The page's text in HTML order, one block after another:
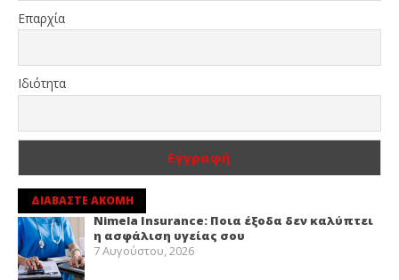
Επαρχία
Ιδιότητα
ΔΙΑΒΑΣΤΕ ΑΚΟΜΗ
Nimela Insurance: Ποια έξοδα δεν καλύπτει
η ασφάλιση υγείας σου
7 Αυγούστου, 2026